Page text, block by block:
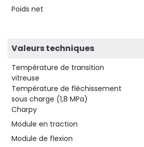
Poids net
Valeurs techniques
Température de transition
vitreuse
Température de fléchissement
sous charge (1,8 MPa)
Charpy
Module en traction
Module de flexion